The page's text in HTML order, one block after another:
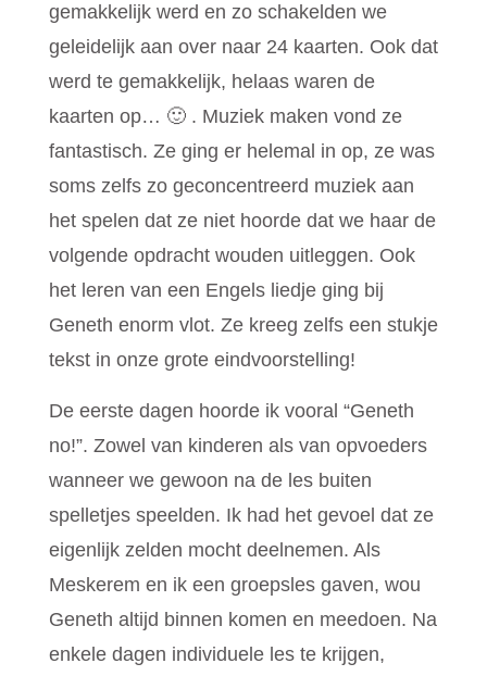
gemakkelijk werd en zo schakelden we
geleidelijk aan over naar 24 kaarten. Ook dat
werd te gemakkelijk, helaas waren de
kaarten op… 🙂 . Muziek maken vond ze
fantastisch. Ze ging er helemal in op, ze was
soms zelfs zo geconcentreerd muziek aan
het spelen dat ze niet hoorde dat we haar de
volgende opdracht wouden uitleggen. Ook
het leren van een Engels liedje ging bij
Geneth enorm vlot. Ze kreeg zelfs een stukje
tekst in onze grote eindvoorstelling!
De eerste dagen hoorde ik vooral “Geneth
no!”. Zowel van kinderen als van opvoeders
wanneer we gewoon na de les buiten
spelletjes speelden. Ik had het gevoel dat ze
eigenlijk zelden mocht deelnemen. Als
Meskerem en ik een groepsles gaven, wou
Geneth altijd binnen komen en meedoen. Na
enkele dagen individuele les te krijgen,